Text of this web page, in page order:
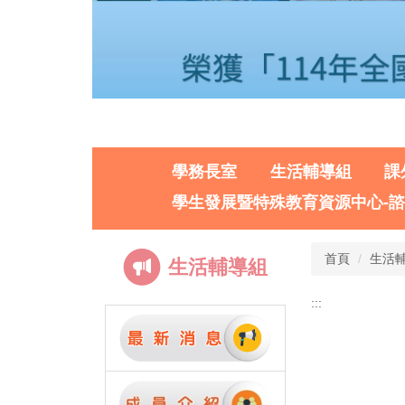
學務長室 生活輔導組
課
學生發展暨特殊教育資源中心-
生活輔導組 首頁 生活
:::